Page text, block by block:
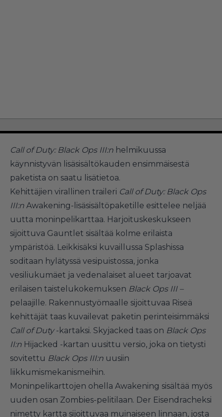
Call of Duty: Black Ops III:n helmikuussa
käynnistyvän lisäsisältökauden ensimmäisestä
paketista on saatu lisätietoa.
Kehittäjien virallinen traileri Call of Duty: Black Ops
III:n Awakening-lisäsisältöpaketille esittelee neljää
uutta moninpelikarttaa. Harjoituskeskukseen
sijoittuva Gauntlet sisältää kolme erilaista
ympäristöä. Leikkisäksi kuvaillussa Splashissa
soditaan hylätyssä vesipuistossa, jonka
vesiliukumäet ja vedenalaiset alueet tarjoavat
erilaisen taistelukokemuksen Black Ops III –
pelaajille. Rakennustyömaalle sijoittuvaa Riseä
kehittäjät taas kuvailevat paketin perinteisimmäksi
Call of Duty-kartaksi. Skyjacked taas on Black Ops
II:n Hijacked -kartan uusittu versio, joka on tietysti
sovitettu Black Ops III:n uusiin
liikkumismekanismeihin.
Moninpelikarttojen ohella Awakening sisältää myös
uuden osan Zombies-pelitilaan. Der Eisendracheksi
nimetty kartta sijoittuvaa muinaiseen linnaan, josta